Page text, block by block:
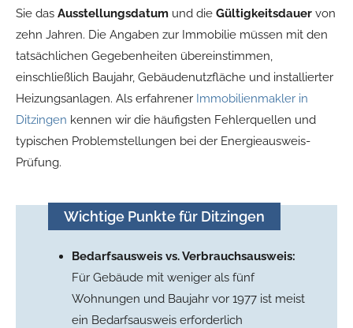
Sie das Ausstellungsdatum und die Gültigkeitsdauer von
zehn Jahren. Die Angaben zur Immobilie müssen mit den
tatsächlichen Gegebenheiten übereinstimmen,
einschließlich Baujahr, Gebäudenutzfläche und installierter
Heizungsanlagen. Als erfahrener Immobilienmakler in
Ditzingen kennen wir die häufigsten Fehlerquellen und
typischen Problemstellungen bei der Energieausweis-
Prüfung.
Wichtige Punkte für Ditzingen
Bedarfsausweis vs. Verbrauchsausweis:
Für Gebäude mit weniger als fünf
Wohnungen und Baujahr vor 1977 ist meist
ein Bedarfsausweis erforderlich